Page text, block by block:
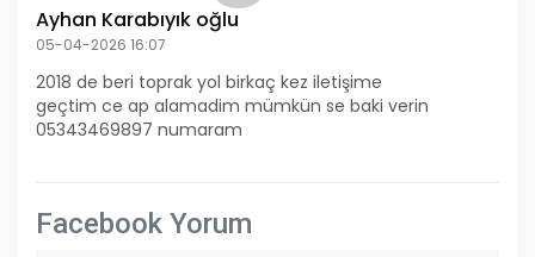
Ayhan Karabıyık oğlu
05-04-2026 16:07
2018 de beri toprak yol birkaç kez iletişime
geçtim ce ap alamadim mümkün se baki verin
05343469897 numaram
Facebook Yorum